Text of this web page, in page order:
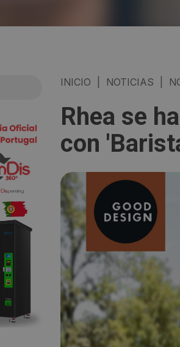
INICIO NOTICIAS
Rhea se
con